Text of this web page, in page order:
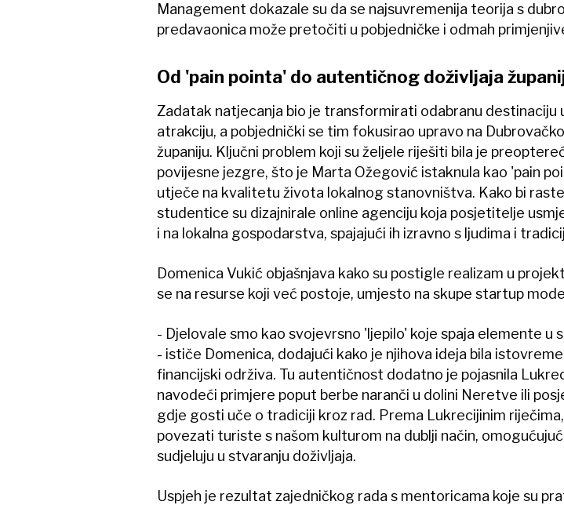
Management dokazale su da se najsuvremenija teorija s
predavaonica može pretočiti u pobjedničke i odmah
Od 'pain pointa' do autentičnog doživljaja
Zadatak natjecanja bio je transformirati odabranu destinaciju
atrakciju, a pobjednički se tim fokusirao upravo na
županiju. Ključni problem koji su željele riješiti bila je
povijesne jezgre, što je Marta Ožegović istaknula kao 'pain
utječe na kvalitetu života lokalnog stanovništva. Kako bi
studentice su dizajnirale online agenciju koja posjetitelje
i na lokalna gospodarstva, spajajući ih izravno s ljudima i
Domenica Vukić objašnjava kako su postigle realizam u
se na resurse koji već postoje, umjesto na skupe startup
- Djelovale smo kao svojevrsno 'ljepilo' koje spaja elemente u
- ističe Domenica, dodajući kako je njihova ideja bila
financijski održiva. Tu autentičnost dodatno je pojasnila
navodeći primjere poput berbe naranči u dolini Neretve ili
gdje gosti uče o tradiciji kroz rad. Prema Lukrecijinim
povezati turiste s našom kulturom na dublji način,
sudjeluju u stvaranju doživljaja.
Uspjeh je rezultat zajedničkog rada s mentoricama koje su